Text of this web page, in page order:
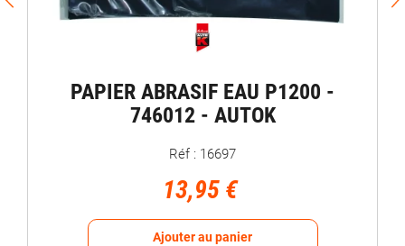
PAPIER ABRASIF EAU P1200 -
746012 - AUTOK
Réf : 16697
13,95 €
Ajouter au panier